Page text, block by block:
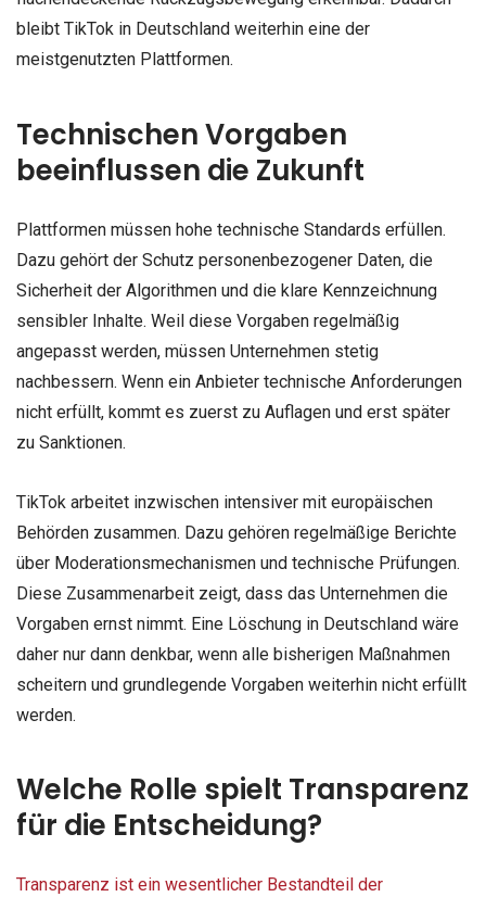
bleibt TikTok in Deutschland weiterhin eine der
meistgenutzten Plattformen.
Technischen Vorgaben
beeinflussen die Zukunft
Plattformen müssen hohe technische Standards erfüllen.
Dazu gehört der Schutz personenbezogener Daten, die
Sicherheit der Algorithmen und die klare Kennzeichnung
sensibler Inhalte. Weil diese Vorgaben regelmäßig
angepasst werden, müssen Unternehmen stetig
nachbessern. Wenn ein Anbieter technische Anforderungen
nicht erfüllt, kommt es zuerst zu Auflagen und erst später
zu Sanktionen.
TikTok arbeitet inzwischen intensiver mit europäischen
Behörden zusammen. Dazu gehören regelmäßige Berichte
über Moderationsmechanismen und technische Prüfungen.
Diese Zusammenarbeit zeigt, dass das Unternehmen die
Vorgaben ernst nimmt. Eine Löschung in Deutschland wäre
daher nur dann denkbar, wenn alle bisherigen Maßnahmen
scheitern und grundlegende Vorgaben weiterhin nicht erfüllt
werden.
Welche Rolle spielt Transparenz
für die Entscheidung?
Transparenz ist ein wesentlicher Bestandteil der